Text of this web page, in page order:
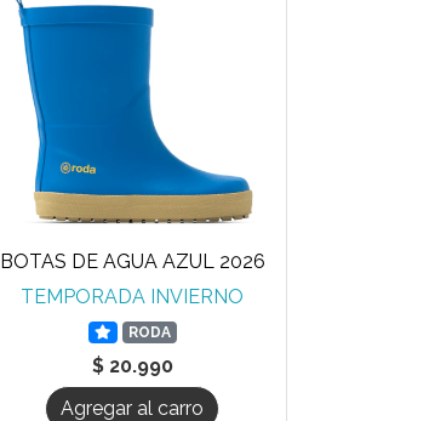
BOTAS DE AGUA AZUL 2026
TEMPORADA INVIERNO
RODA
$ 20.990
Agregar al carro